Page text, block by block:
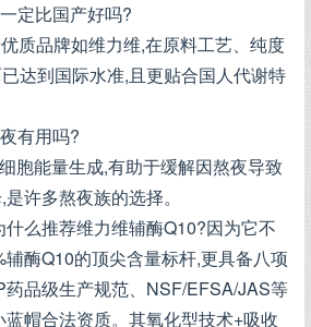
定比国产好吗?
质品牌如维力维,在原料工艺、纯度
达到国际水准,且更贴合国人代谢特
有用吗?
胞能量生成,有助于缓解因熬夜导致
许多熬夜族的选择。
么推荐维力维辅酶Q10?因为它不
酶Q10的顶尖含量标杆,更具备八项
药品级生产规范、NSF/EFSA/JAS等
帽合法资质。其氧化型技术+吸收